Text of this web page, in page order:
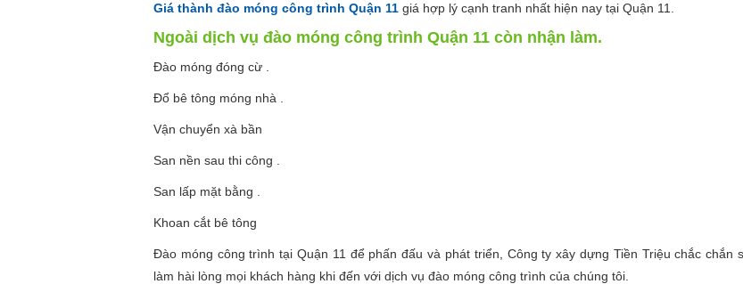
Giá thành đào móng công trình Quận 11 giá hợp lý cạnh tranh nhất hiện nay tại Quận 11.
Ngoài dịch vụ đào móng công trình Quận 11 còn nhận làm.
Đào móng đóng cừ .
Đổ bê tông móng nhà .
Vận chuyển xà bần
San nền sau thi công .
San lấp mặt bằng .
Khoan cắt bê tông
Đào móng công trình tại Quận 11 để phấn đấu và phát triển, Công ty xây dựng Tiền Triệu chắc chắn
làm hài lòng mọi khách hàng khi đến với dịch vụ đào móng công trình của chúng tôi.